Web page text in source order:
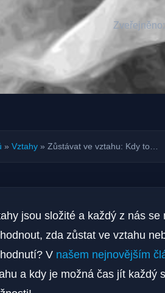
» Vztahy » Zůstávat ve vztahu: Kdy to…
jsou složité a každý z nás
zda zůstat ve vztahu
V našem nejnovějším
a kdy je možná čas jít každý